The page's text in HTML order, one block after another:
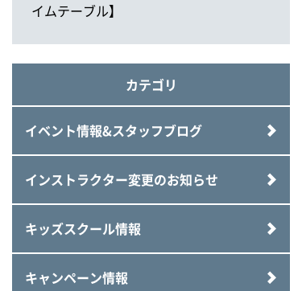
イムテーブル】
カテゴリ
イベント情報&スタッフブログ
インストラクター変更のお知らせ
キッズスクール情報
キャンペーン情報